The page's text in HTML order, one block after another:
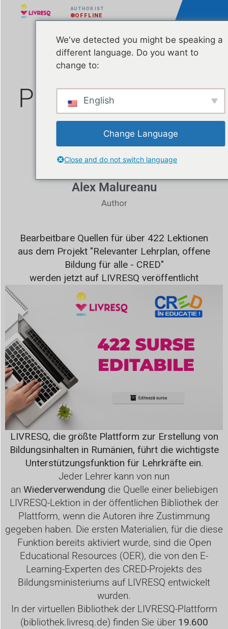
AUTHOR IST
OFFLINE
Quellen CRED-
Projekt Lektionen
Alex Malureanu
Author
Bearbeitbare Quellen für über 422 Lektionen
aus dem Projekt "Relevanter Lehrplan, offene
Bildung für alle - CRED"
werden jetzt auf LIVRESQ veröffentlicht
LIVRESQ, die größte Plattform zur Erstellung von
Bildungsinhalten in Rumänien, führt die wichtigste
Unterstützungsfunktion für Lehrkräfte ein.
Jeder Lehrer kann von nun
an Wiederverwendung die Quelle einer beliebigen
LIVRESQ-Lektion in der öffentlichen Bibliothek der
Plattform, wenn die Autoren ihre Zustimmung
gegeben haben. Die ersten Materialien, für die diese
Funktion bereits aktiviert wurde, sind die Open
Educational Resources (OER), die von den E-
Learning-Experten des CRED-Projekts des
Bildungsministeriums auf LIVRESQ entwickelt
wurden.
In der virtuellen Bibliothek der LIVRESQ-Plattform
(bibliothek.livresq.de) finden Sie über 19.600
We've detected you might be speaking a
different language. Do you want to
change to:
English
Change Language
Close and do not switch language